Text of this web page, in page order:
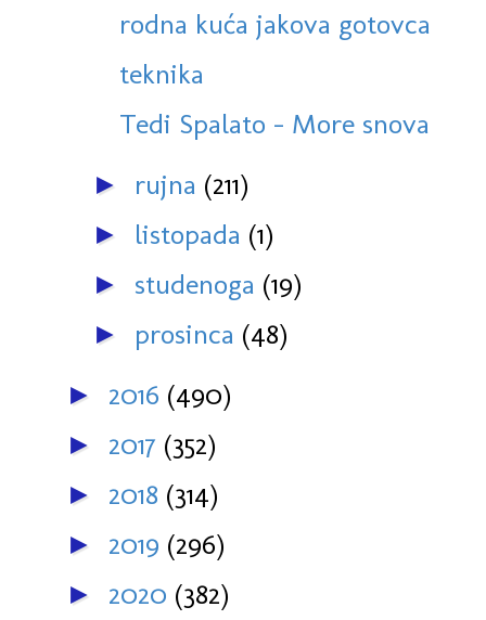
rodna kuća jakova gotovca
teknika
Tedi Spalato - More snova
► rujna (211)
► listopada (1)
► studenoga (19)
► prosinca (48)
► 2016 (490)
► 2017 (352)
► 2018 (314)
► 2019 (296)
► 2020 (382)